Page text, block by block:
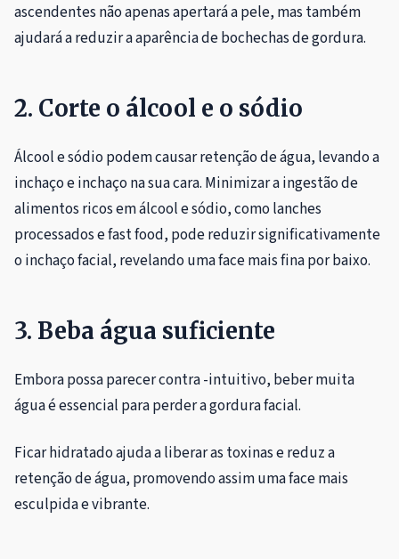
ascendentes não apenas apertará a pele, mas também
ajudará a reduzir a aparência de bochechas de gordura.
2. Corte o álcool e o sódio
Álcool e sódio podem causar retenção de água, levando a
inchaço e inchaço na sua cara. Minimizar a ingestão de
alimentos ricos em álcool e sódio, como lanches
processados ​​e fast food, pode reduzir significativamente
o inchaço facial, revelando uma face mais fina por baixo.
3. Beba água suficiente
Embora possa parecer contra -intuitivo, beber muita
água é essencial para perder a gordura facial.
Ficar hidratado ajuda a liberar as toxinas e reduz a
retenção de água, promovendo assim uma face mais
esculpida e vibrante.